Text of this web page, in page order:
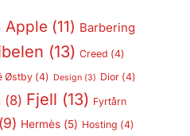
Apple (11) Barbering
(13) Creed (4)
Østby(4) Design(3) Dior(4)
(8) Fjell (13) Fyrtårn
(9) Hermès(5) Hosting (4)